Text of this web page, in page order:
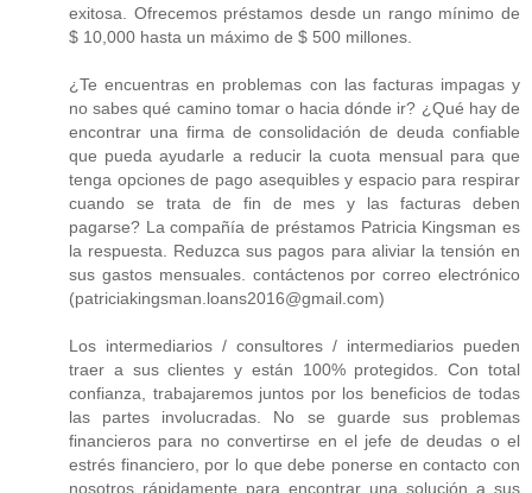
exitosa. Ofrecemos préstamos desde un rango mínimo de
$ 10,000 hasta un máximo de $ 500 millones.
¿Te encuentras en problemas con las facturas impagas y
no sabes qué camino tomar o hacia dónde ir? ¿Qué hay de
encontrar una firma de consolidación de deuda confiable
que pueda ayudarle a reducir la cuota mensual para que
tenga opciones de pago asequibles y espacio para respirar
cuando se trata de fin de mes y las facturas deben
pagarse? La compañía de préstamos Patricia Kingsman es
la respuesta. Reduzca sus pagos para aliviar la tensión en
sus gastos mensuales. contáctenos por correo electrónico
(patriciakingsman.loans2016@gmail.com)
Los intermediarios / consultores / intermediarios pueden
traer a sus clientes y están 100% protegidos. Con total
confianza, trabajaremos juntos por los beneficios de todas
las partes involucradas. No se guarde sus problemas
financieros para no convertirse en el jefe de deudas o el
estrés financiero, por lo que debe ponerse en contacto con
nosotros rápidamente para encontrar una solución a sus